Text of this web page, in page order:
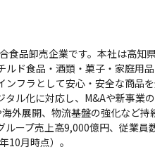
品卸売企業です。本社は高知
ド食品・酒類・菓子・家庭用
フラとして安心・安全な商品を
ル化に対応し、M&Aや新事
外展開、物流基盤の強化など持
ープ売上高9,000億円、従業
10月時点）。